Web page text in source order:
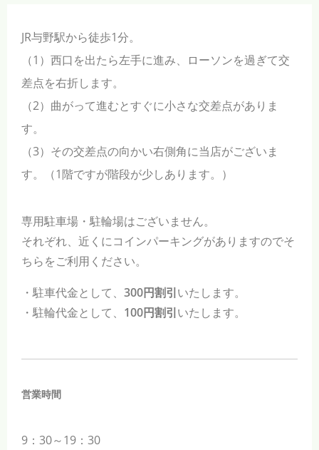
JR与野駅から徒歩1分。
（1）西口を出たら左手に進み、ローソンを過ぎて交
差点を右折します。
（2）曲がって進むとすぐに小さな交差点がありま
す。
（3）その交差点の向かい右側角に当店がございま
す。（1階ですが階段が少しあります。）
専用駐車場・駐輪場はございません。
それぞれ、近くにコインパーキングがありますのでそ
ちらをご利用ください。
・駐車代金として、 300円割引いたします。
・駐輪代金として、 100円割引いたします。
営業時間
9：30～19：30